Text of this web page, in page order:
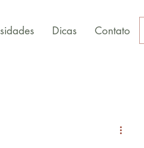
Dicas Contato